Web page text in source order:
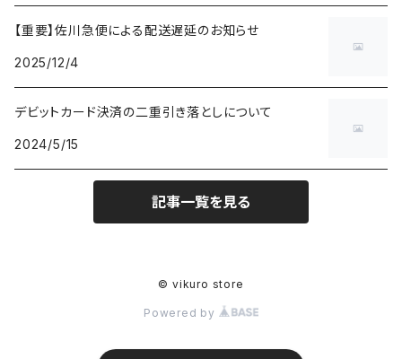
【重要】佐川急便による配送遅延のお知らせ
2025/12/4
デビットカード決済の二重引き落としについて
2024/5/15
記事一覧を見る
© vikuro store
Powered by